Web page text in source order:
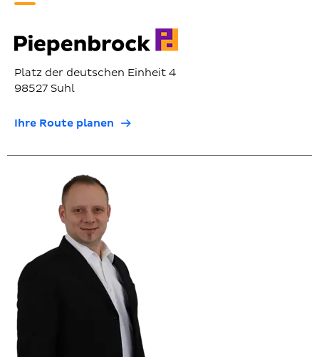
Platz der deutschen Einheit 4
98527 Suhl
Ihre Route planen